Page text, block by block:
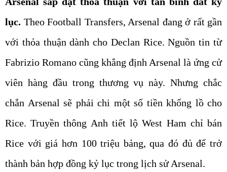
lục. Theo Football Transfers, Arsenal đang ở rất gần
với thỏa thuận dành cho Declan Rice. Nguồn tin từ
Fabrizio Romano cũng khẳng định Arsenal là ứng cử
viên hàng đầu trong thương vụ này. Nhưng chắc
chắn Arsenal sẽ phải chi một số tiền khổng lồ cho
Rice. Truyền thông Anh tiết lộ West Ham chỉ bán
Rice với giá hơn 100 triệu bảng, qua đó đủ để trở
thành bản hợp đồng kỷ lục trong lịch sử Arsenal.